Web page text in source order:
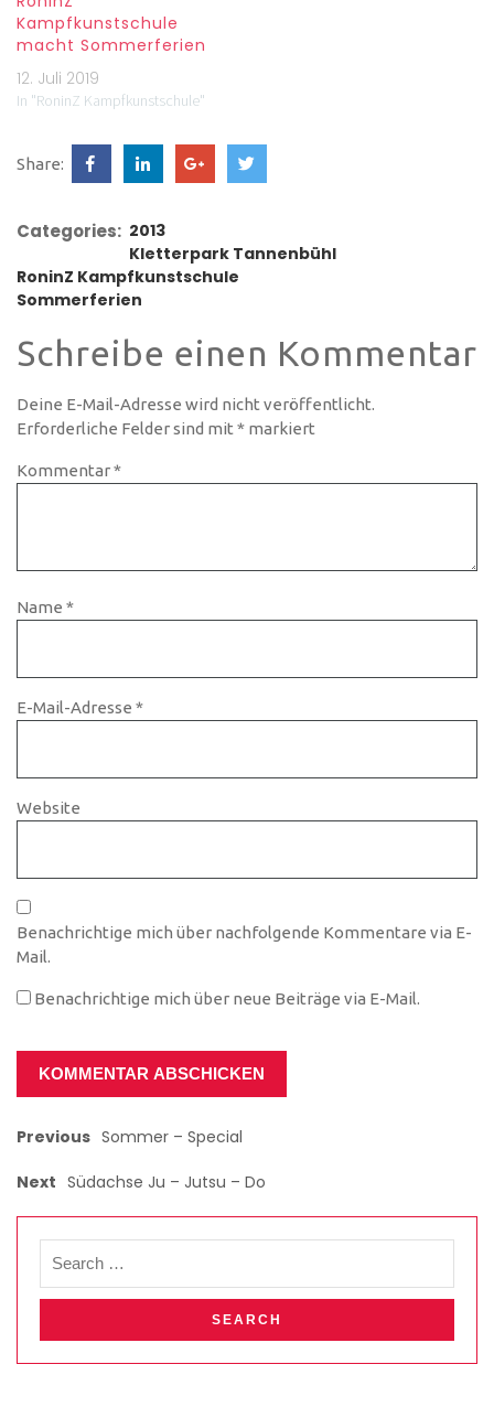
Kampfkunstschule
macht Sommerferien
12. Juli 2019
In "RoninZ Kampfkunstschule"
Share:
Categories: 2013
Kletterpark Tannenbühl
RoninZ Kampfkunstschule
Sommerferien
Schreibe einen Kommentar
Deine E-Mail-Adresse wird nicht veröffentlicht.
Erforderliche Felder sind mit * markiert
Kommentar*
Name *
E-Mail-Adresse *
Website
Benachrichtige mich über nachfolgende Kommentare via E-
Mail.
Benachrichtige mich über neue Beiträge via E-Mail.
Previous Sommer – Special
Next Südachse Ju – Jutsu – Do